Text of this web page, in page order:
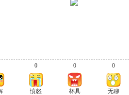
0
愤怒
0
杯具
0
无聊